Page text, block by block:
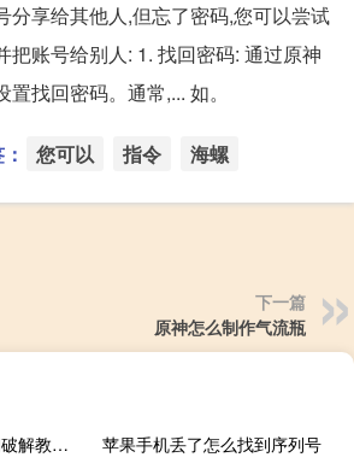
分享给其他人,但忘了密码,您可以尝试
把账号给别人: 1. 找回密码: 通过原神
找回密码。通常,... 如。
您可以 指令 海螺
下一篇
原神怎么制作气流瓶
怎么进加密的qq空间破解教程（怎样进入加密qq空间）
苹果手机丢了怎么找到序列号